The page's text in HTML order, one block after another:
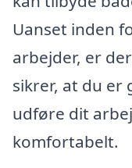
Uanset inden
arbejder, er
sikrer, at du er
udføre dit
komfortabelt.